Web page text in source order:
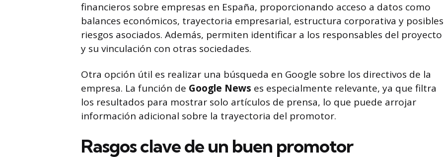
financieros sobre empresas en España, proporcionando acceso a datos como
balances económicos, trayectoria empresarial, estructura corporativa y posibles
riesgos asociados. Además, permiten identificar a los responsables del proyecto
y su vinculación con otras sociedades.
Otra opción útil es realizar una búsqueda en Google sobre los directivos de la
empresa. La función de Google News es especialmente relevante, ya que filtra
los resultados para mostrar solo artículos de prensa, lo que puede arrojar
información adicional sobre la trayectoria del promotor.
Rasgos clave de un buen promotor